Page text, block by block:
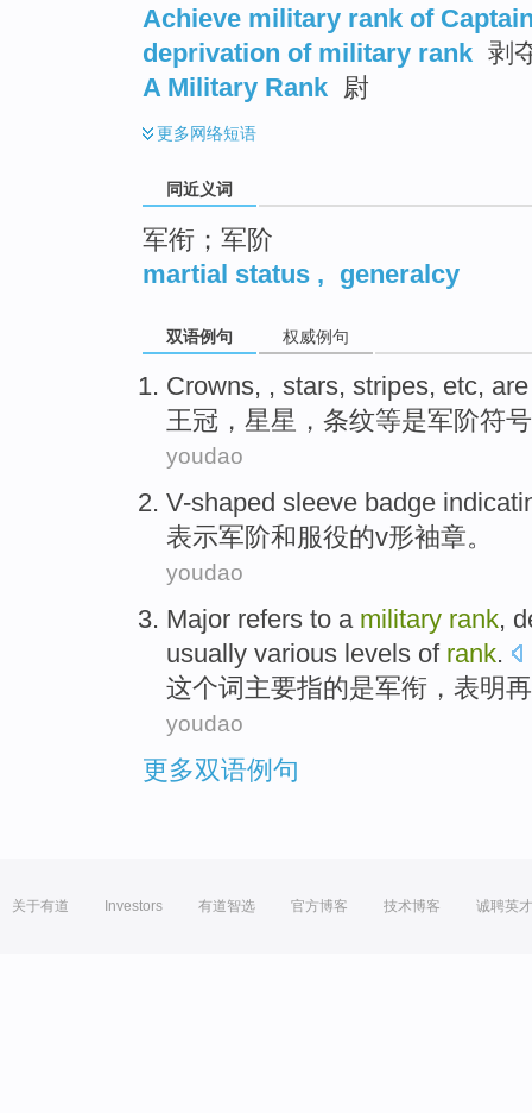
Achieve military rank of
deprivation of military rank 剥
A Military Rank 尉
更多网络短语
同近义词
军衔；军阶
martial status , generalcy
双语例句 权威例句
Crowns, , stars, stripes, etc, are
王冠 ， 星星 ， 条纹等是军阶符号
youdao
V-shaped sleeve badge
表示军阶和服役的v形袖章。
youdao
Major refers to a military rank,
usually various levels of rank.
这个词主要指的是军衔 ，表明
youdao
更多双语例句
关于有道 Investors 有道智选 官方博客 技术博客 诚聘英才